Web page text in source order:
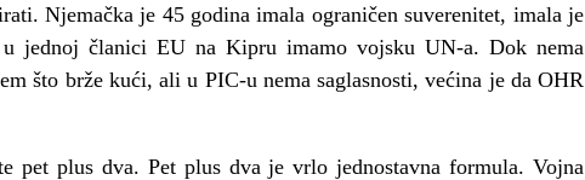
Njemačka je 45 godina imala ograničen suverenitet, imala je
jednoj članici EU na Kipru imamo vojsku UN-a. Dok nema
što brže kući, ali u PIC-u nema saglasnosti, većina je da OHR
pet plus dva. Pet plus dva je vrlo jednostavna formula. Vojna